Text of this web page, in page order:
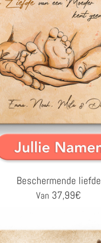
Beschermende liefde
Van 37,99€